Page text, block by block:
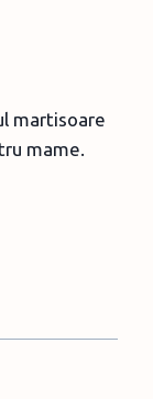
martisoare
mame.